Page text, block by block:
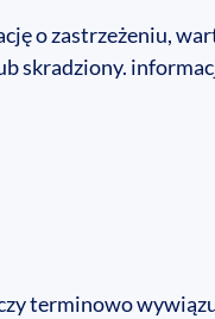
o zastrzeżeniu,
skradziony.
terminowo